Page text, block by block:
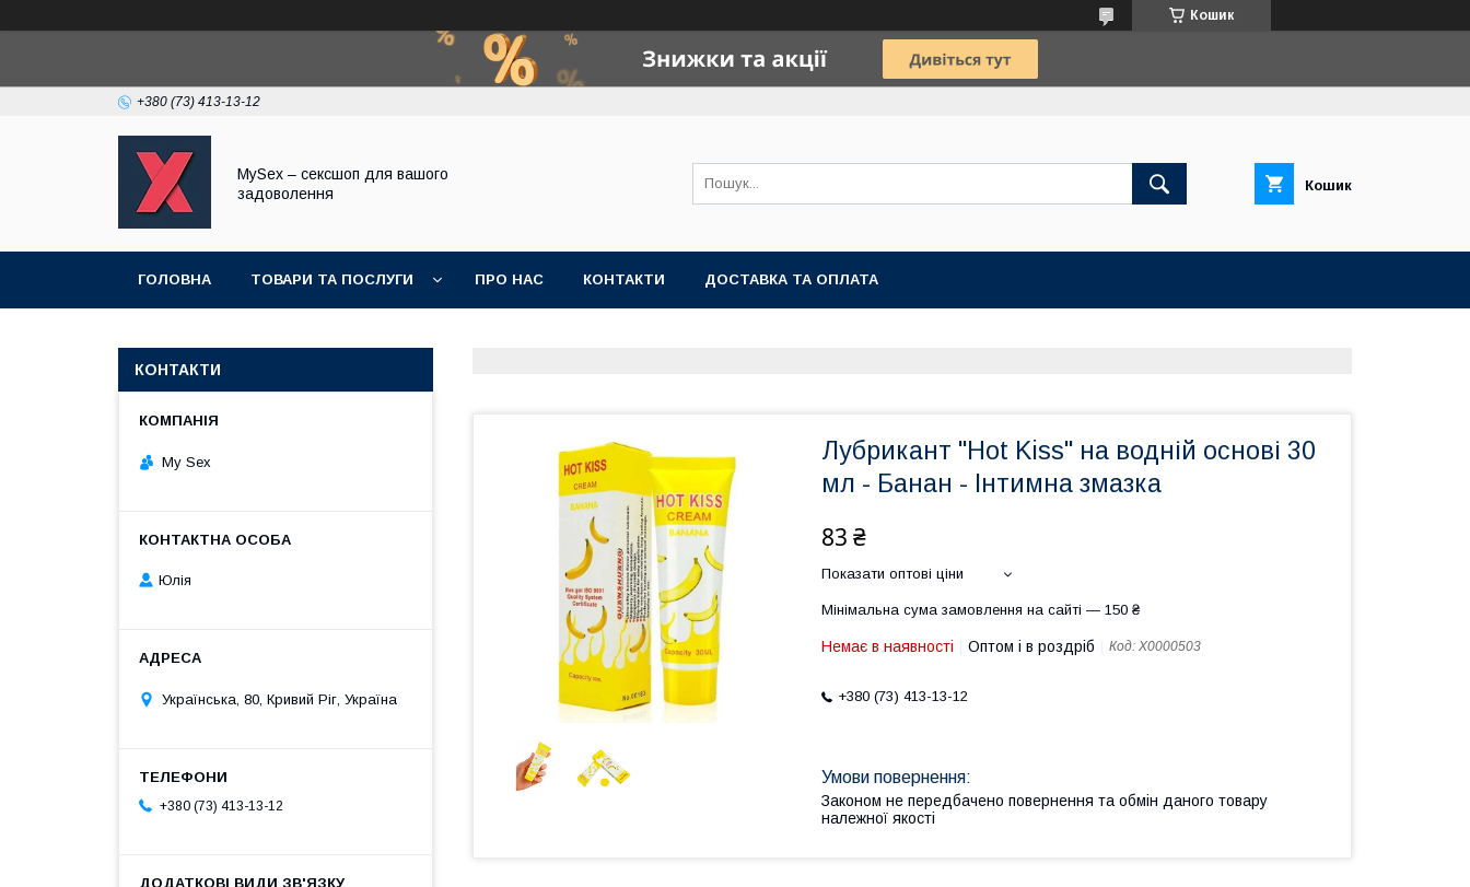
Кошик
+380 (73) 413-13-12
MySex – сексшоп для вашого
задоволення
Кошик
ГОЛОВНА ТОВАРИ ТА ПОСЛУГИ ПРО НАС КОНТАКТИ ДОСТАВКА ТА ОПЛАТА
Лубрикант "Hot Kiss" на водній основі 30
мл - Банан - Інтимна змазка
83 ₴
Показати оптові ціни
Мінімальна сума замовлення на сайті — 150 ₴
Немає в наявності Оптом і в роздріб Код: X0000503
+380 (73) 413-13-12
Законом не передбачено повернення та обмін даного товару
належної якості
КОНТАКТИ
My Sex
Юлія
Українська, 80, Кривий Ріг, Україна
+380 (73) 413-13-12